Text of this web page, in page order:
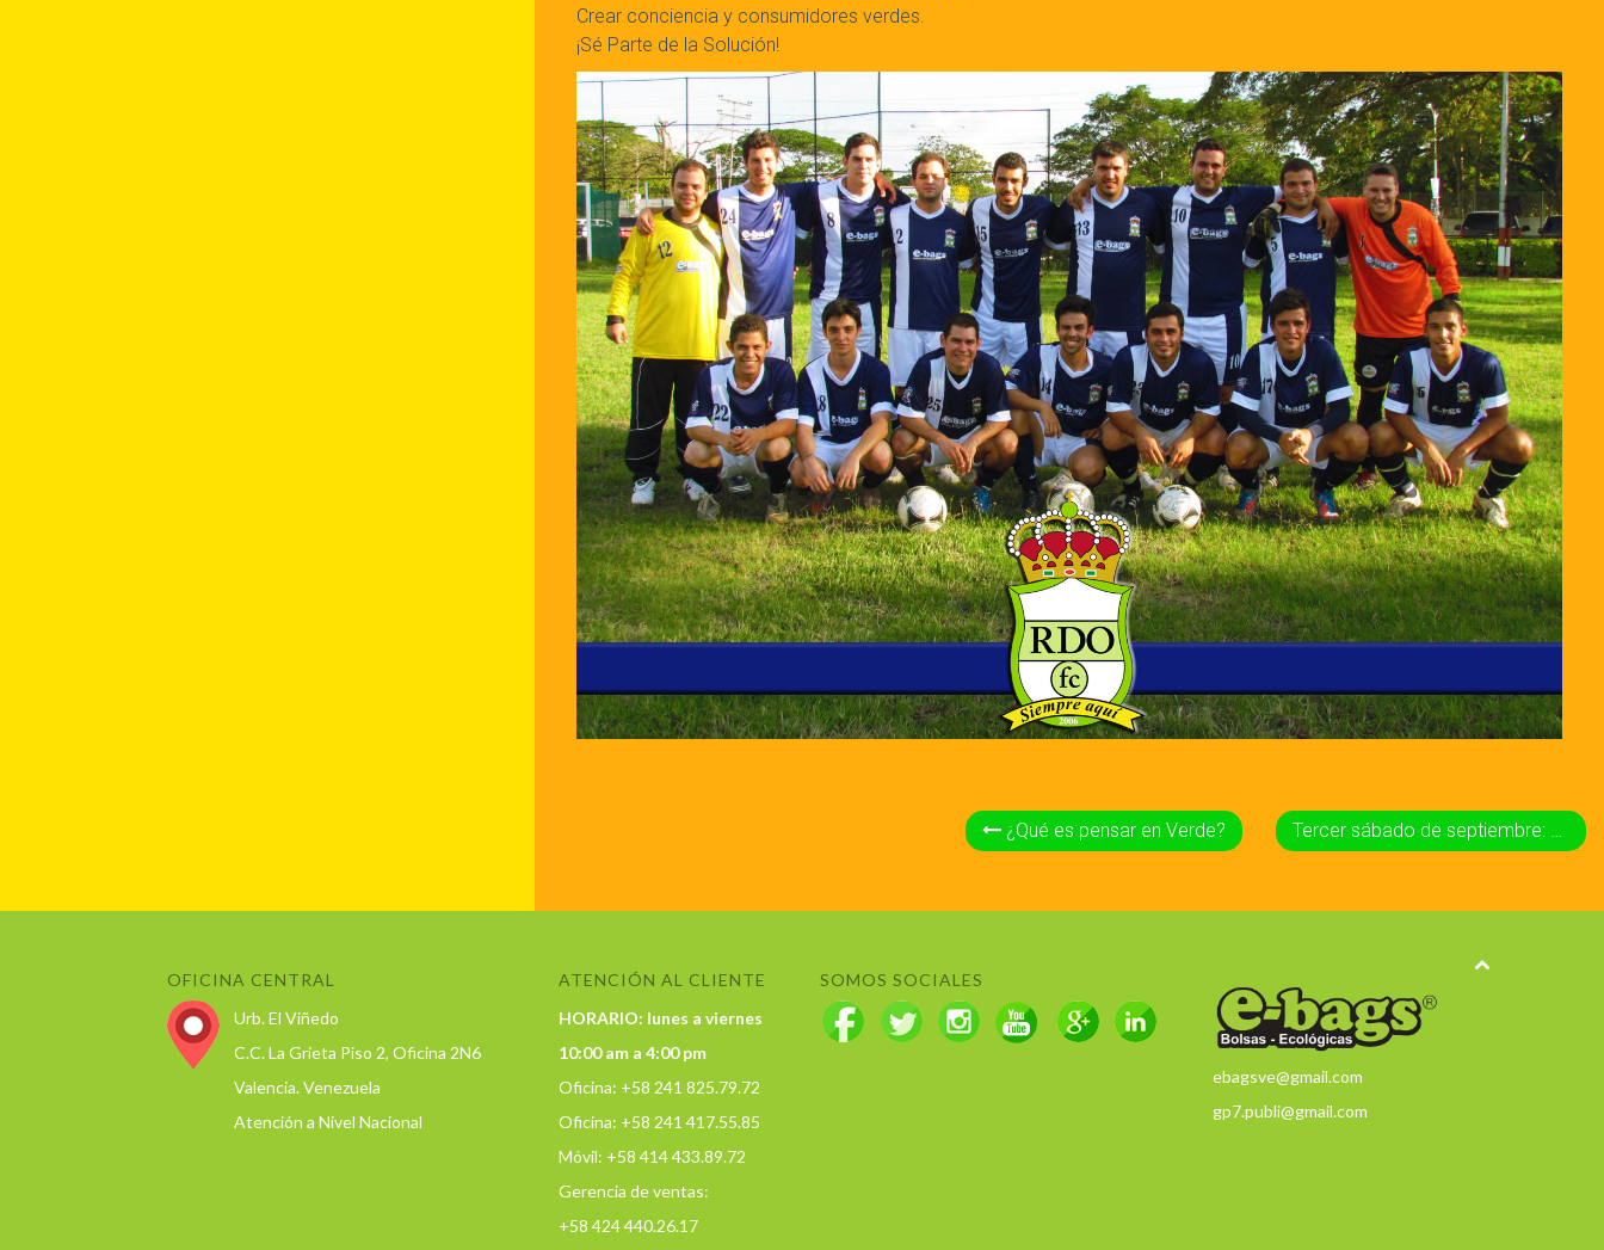
Crear conciencia y consumidores verdes.
¡Sé Parte de la Solución!
¿Qué es pensar en Verde?
OFICINA CENTRAL
Urb. El Viñedo
C.C. La Grieta Piso 2, Oficina 2N6
Valencia. Venezuela
Atención a Nivel Nacional
ATENCIÓN AL CLIENTE
HORARIO: lunes a viernes
10:00 am a 4:00 pm
Oficina: +58 241 825.79.72
Oficina: +58 241 417.55.85
Móvil: +58 414 433.89.72
Gerencia de ventas:
+58 424 440.26.17
SOMOS SOCIALES
ebagsve@gmail.com
gp7.publi@gmail.com